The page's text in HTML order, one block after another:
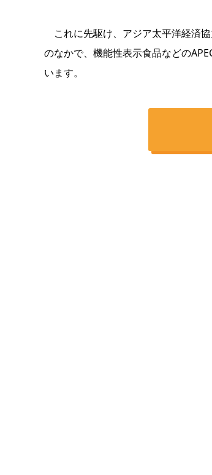
これに先駆け、アジア太平洋経済
のなかで、機能性表示食品などの
います。